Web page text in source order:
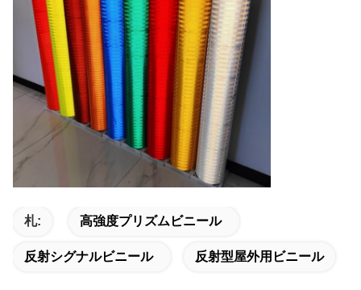
札: 高強度プリズムビニール
反射シグナルビニール 反射型屋外用ビニール